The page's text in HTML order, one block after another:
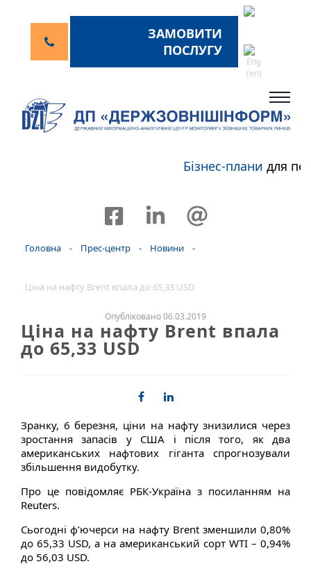
ЗАМОВИТИ
ПОСЛУГУ
Бізнес-планидля
Головна - Прес-центр - Новини -
Ціна на нафту Brent впала до 65,33 USD
Опубліковано 06.03.2019
Ціна на нафту Brent впала
до 65,33 USD
Зранку, 6 березня, ціни на нафту знизилися через
зростання запасів у США і після того, як два
американських нафтових гіганта спрогнозували
збільшення видобутку.
Про це повідомляє РБК-Україна з посиланням на
Reuters.
Сьогодні ф’ючерси на нафту Brent зменшили 0,80%
до 65,33 USD, а на американський сорт WTI – 0,94%
до 56,03 USD.